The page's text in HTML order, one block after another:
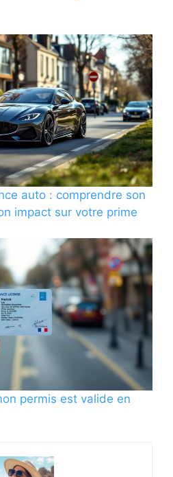
auto : comprendre son
impact sur votre prime
permis est valide en